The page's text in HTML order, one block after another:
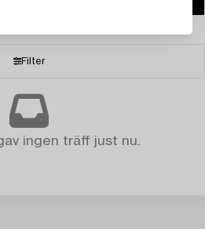
Filter
ingen träff just nu.